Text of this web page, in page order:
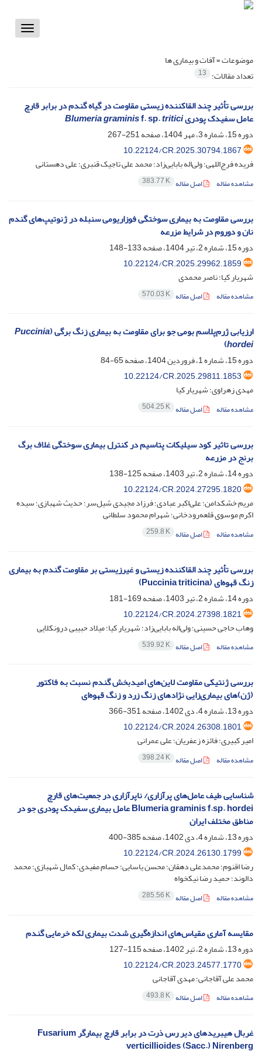
Toggle
موضوعات =آفات و بیماری ها
تعداد مقالات: 13
بررسی تأثیر چند القاکننده زیستی مقاومت در گیاه گندم در برابر قارچ
عامل سفیدک پودری Blumeria graminisf. sp.tritici
دوره 15، شماره 3، مهر 1404، صفحه
251-267
10.22124/CR.2025.30794.1867
فریده فرج‌اللهی؛ ولی‌اله بابایی‌زاد؛ محمد علی تاجیک قنبری؛ علی دهستانی
مشاهده مقاله اصل مقاله 383.77 K
بررسی مقاومت به بیماری سوختگی فوزاریومی سنبله در ژنوتیپ‌های گندم
نان و دوروم در شرایط مزرعه
دوره 15، شماره 2، تیر 1404، صفحه
133-148
10.22124/CR.2025.29962.1859
شهریار کیا؛ ناصر محمدی
مشاهده مقاله اصل مقاله 570.03 K
ارزیابی ژرم‌پلاسم بومی جو برای مقاومت به بیماری زنگ برگی (Puccinia
hordei
)
دوره 15، شماره 1، فروردین 1404، صفحه
65-84
10.22124/CR.2025.29811.1853
مهدی زهراوی؛ شهریار کیا
مشاهده مقاله اصل مقاله 504.25 K
بررسی تاثیر کود سیلیکات پتاسیم در کنترل بیماری سوختگی غلاف برگ
برنج در مزرعه
دوره 14، شماره 2، تیر 1403، صفحه
125-138
10.22124/CR.2024.27295.1820
مریم خشکدامن؛ علی‌اکبر عبادی؛ فرزاد مجیدی شیل‌سر؛ حدیث شهبازی؛ سیده
اکرم موسوی قلعه‌رودخانی؛ شهرام محمود سلطانی
مشاهده مقاله اصل مقاله 259.8 K
بررسی تأثیر چند القاکننده‌ زیستی و غیرزیستی بر مقاومت گندم به بیماری
زنگ قهوه‌ای (Puccinia triticina)
دوره 14، شماره 2، تیر 1403، صفحه
169-181
10.22124/CR.2024.27398.1821
وهاب حاجی حسینی؛ ولی‌اله بابایی‌زاد؛ شهریار کیا؛ میلاد حبیبی درونکلایی
مشاهده مقاله اصل مقاله 539.92 K
بررسی ژنتیکی مقاومت لاین‌های امیدبخش گندم نسبت به فاکتور
(ژن)های بیماری‌زایی نژادهای زنگ زرد و زنگ قهوه‌ای
دوره 13، شماره 4، دی 1402، صفحه
351-366
10.22124/CR.2024.26308.1801
امیر کبیری؛ فائزه زعفریان؛ علی عمرانی
مشاهده مقاله اصل مقاله 398.24 K
شناسایی طیف عامل‌های پرآزاری/ ناپرآزاری در جمعیت‌های قارچ
Blumeria graminis f.sp. hordei عامل بیماری سفیدک پودری جو در
مناطق مختلف ایران
دوره 13، شماره 4، دی 1402، صفحه
385-400
10.22124/CR.2024.26130.1799
رضا اقنوم؛ محمدعلی دهقان؛ محسن یاسایی؛ حسام مفیدی؛ کمال شهبازی؛ محمد
دالوند؛ حمید رضا نیکخواه
مشاهده مقاله اصل مقاله 285.56 K
مقایسه آماری مقیاس‌های اندازه‌گیری شدت بیماری لکه خرمایی گندم
دوره 13، شماره 2، تیر 1402، صفحه
115-127
10.22124/CR.2023.24577.1770
محمد علی آقاجانی؛ مهدی آقاجانی
مشاهده مقاله اصل مقاله 493.8 K
غربال هیبریدهای دیر رس ذرت در برابر قارچ بیمارگر Fusarium
verticillioides (Sacc.) Nirenberg